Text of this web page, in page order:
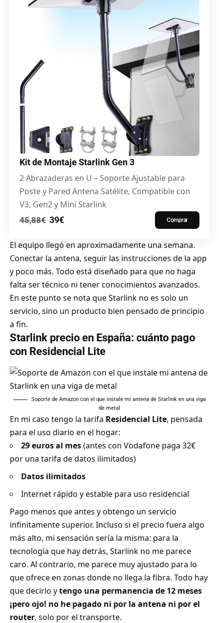
Kit de Montaje Starlink Gen 3
2 Abrazaderas en U – Soporte Ajustable para
Poste y Pared Antena Satélite, Compatible con
V3, Gen2 y Mini Starlink
45,88€ 39€ Comprar
El equipo llegó en aproximadamente una semana.
Conectar la antena, seguir las instrucciones de la app
y poco más. Todo está diseñado para que no haga
falta ser técnico ni tener conocimientos avanzados.
En este punto se nota que Starlink no es solo un
servicio, sino un producto bien pensado de principio
a fin.
Starlink precio en España: cuánto pago
con Residencial Lite
Soporte de Amazon con el que instale mi antena de Starlink en una viga
de metal
En mi caso tengo la tarifa Residencial Lite, pensada
para el uso diario en el hogar:
29 euros al mes(antes con Vodafone paga 32€
por una tarifa de datos ilimitados)
Datos ilimitados
Internet rápido y estable para uso residencial
Pago menos que antes y obtengo un servicio
infinitamente superior. Incluso si el precio fuera algo
más alto, mi sensación sería la misma: para la
tecnología que hay detrás, Starlink no me parece
caro. Al contrario, me parece muy ajustado para lo
que ofrece en zonas donde no llega la fibra. Todo hay
que decirlo ytengo una permanencia de 12 meses
¡pero ojo! no he pagado ni por la antena ni por el
router, solo por el transporte.